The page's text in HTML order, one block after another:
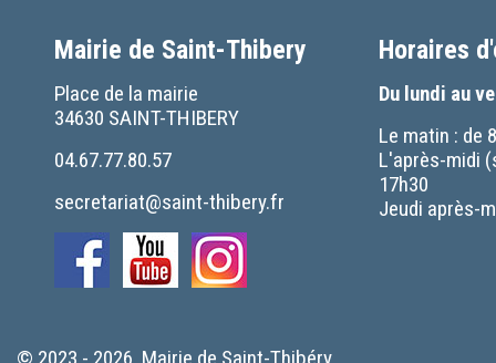
Mairie de Saint-Thibery
Place de la mairie
34630 SAINT-THIBERY
04.67.77.80.57
secretariat@saint-thibery.fr
Horaires
Du lundi au
Le matin : de
L'après-midi
17h30
Jeudi après-